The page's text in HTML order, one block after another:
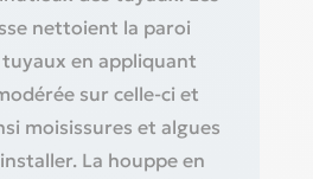
nettoient la paroi
en appliquant
sur celle-ci et
moisissures et algues
La houppe en